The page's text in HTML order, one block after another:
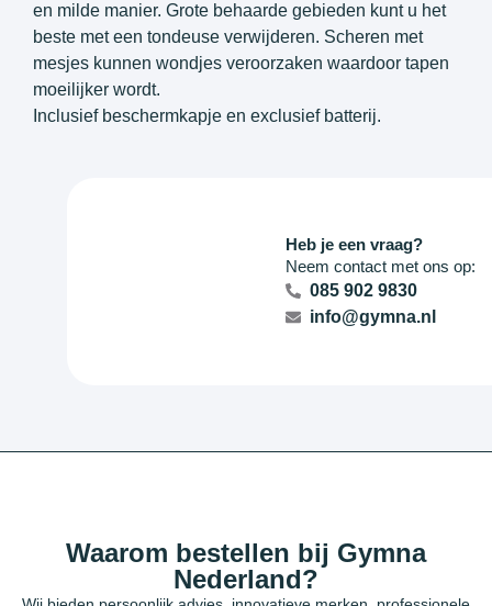
en milde manier. Grote behaarde gebieden kunt u het
beste met een tondeuse verwijderen. Scheren met
mesjes kunnen wondjes veroorzaken waardoor tapen
moeilijker wordt.
Inclusief beschermkapje en exclusief batterij.
Heb je een vraag?
Neem contact met ons op:
085 902 9830
info@gymna.nl
Waarom bestellen bij Gymna
Nederland?